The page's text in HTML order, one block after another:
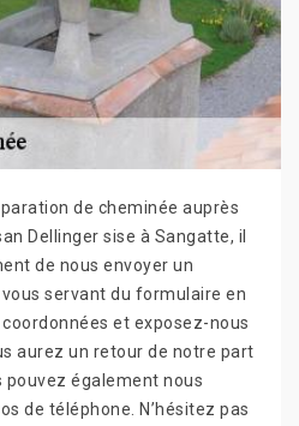
de cheminée auprès
Dellinger sise à Sangatte, il
de nous envoyer un
servant du formulaire en
et exposez-nous
aurez un retour de notre part
pouvez également nous
de téléphone. N’hésitez pas